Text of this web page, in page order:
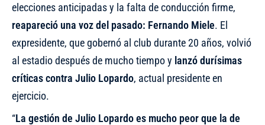
elecciones anticipadas y la falta de conducción firme,
reapareció una voz del pasado: Fernando Miele. El
expresidente, que gobernó al club durante 20 años, volvió
al estadio después de mucho tiempo y lanzó durísimas
críticas contra Julio Lopardo, actual presidente en
ejercicio.
“La gestión de Julio Lopardo es mucho peor que la de